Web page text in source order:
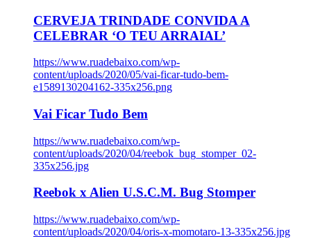
CERVEJA TRINDADE CONVIDA A
CELEBRAR ‘O TEU ARRAIAL’
https://www.ruadebaixo.com/wp-
content/uploads/2020/05/vai-ficar-tudo-bem-
e1589130204162-335x256.png
Vai Ficar Tudo Bem
https://www.ruadebaixo.com/wp-
content/uploads/2020/04/reebok_bug_stomper_02-
335x256.jpg
Reebok x Alien U.S.C.M. Bug Stomper
https://www.ruadebaixo.com/wp-
content/uploads/2020/04/oris-x-momotaro-13-335x256.jpg